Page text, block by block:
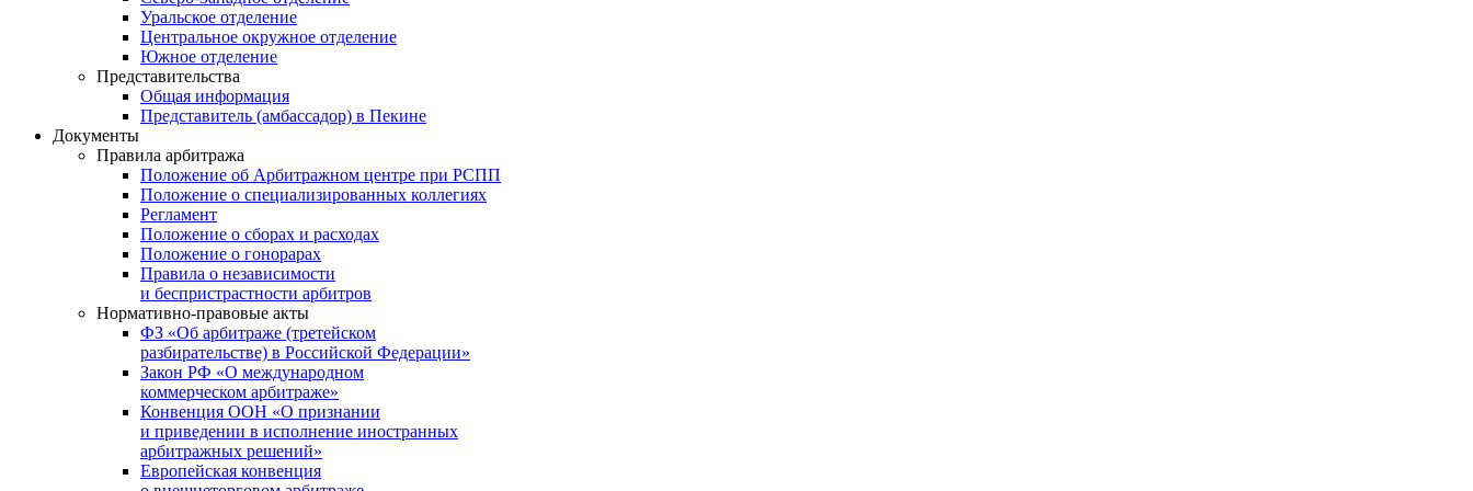
Уральское отделение
Центральное окружное отделение
Южное отделение
Представительства
Общая информация
Представитель (амбассадор) в Пекине
Документы
Правила арбитража
Положение об Арбитражном центре при РСПП
Положение о специализированных коллегиях
Регламент
Положение о сборах и расходах
Положение о гонорарах
Правила о независимости
и беспристрастности арбитров
Нормативно-правовые акты
ФЗ «Об арбитраже (третейском
разбирательстве) в Российской Федерации»
Закон РФ «О международном
коммерческом арбитраже»
Конвенция ООН «О признании
и приведении в исполнение иностранных
арбитражных решений»
Европейская конвенция